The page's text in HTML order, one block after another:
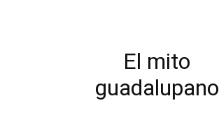
El mito
guadalupano